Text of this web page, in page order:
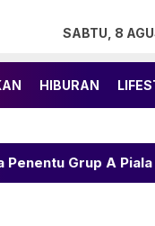
SABTU, 8
HIBURAN
AFF 2026